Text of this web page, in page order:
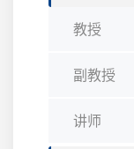
教授
副教授
讲师